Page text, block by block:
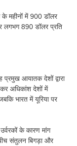
के महीनों में 900 डॉलर
लगभग 890 डॉलर प्रति
प्रमुख आयातक देशों द्वारा
अधिकांश देशों में
भारत में यूरिया पर
के कारण मांग
संतुलन बिगड़ा और